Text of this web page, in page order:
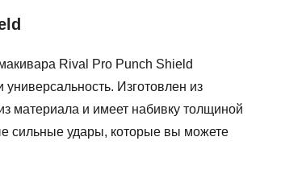
Rival Pro Punch Shield
универсальность. Изготовлен из
материала и имеет набивку толщиной
сильные удары, которые вы можете